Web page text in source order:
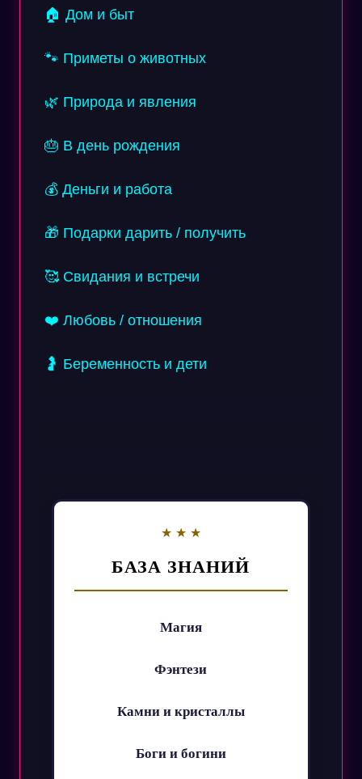
🏠 Дом и быт
🐾 Приметы о животных
🌿 Природа и явления
🎂 В день рождения
💰 Деньги и работа
🎁 Подарки дарить / получить
🥰 Свидания и встречи
❤️ Любовь / отношения
🤰 Беременность и дети
БАЗА ЗНАНИЙ
Магия
Фэнтези
Камни и кристаллы
Боги и богини